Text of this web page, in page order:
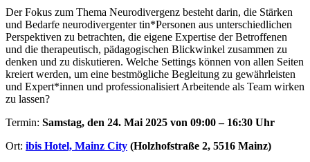
Der Fokus zum Thema Neurodivergenz besteht darin, die Stärken
und Bedarfe neurodivergenter tin*Personen aus unterschiedlichen
Perspektiven zu betrachten, die eigene Expertise der Betroffenen
und die therapeutisch, pädagogischen Blickwinkel zusammen zu
denken und zu diskutieren. Welche Settings können von allen Seiten
kreiert werden, um eine bestmögliche Begleitung zu gewährleisten
und Expert*innen und professionalisiert Arbeitende als Team wirken
zu lassen?
Termin: Samstag, den 24. Mai 2025 von 09:00 – 16:30 Uhr
Ort: ibis Hotel, Mainz City (Holzhofstraße 2, 5516 Mainz)